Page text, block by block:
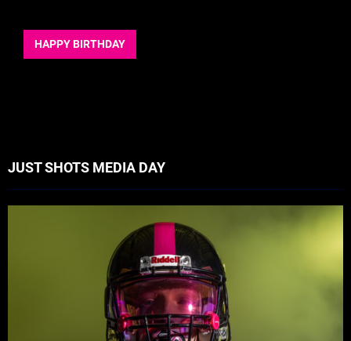
HAPPY BIRTHDAY
JUST SHOTS MEDIA DAY